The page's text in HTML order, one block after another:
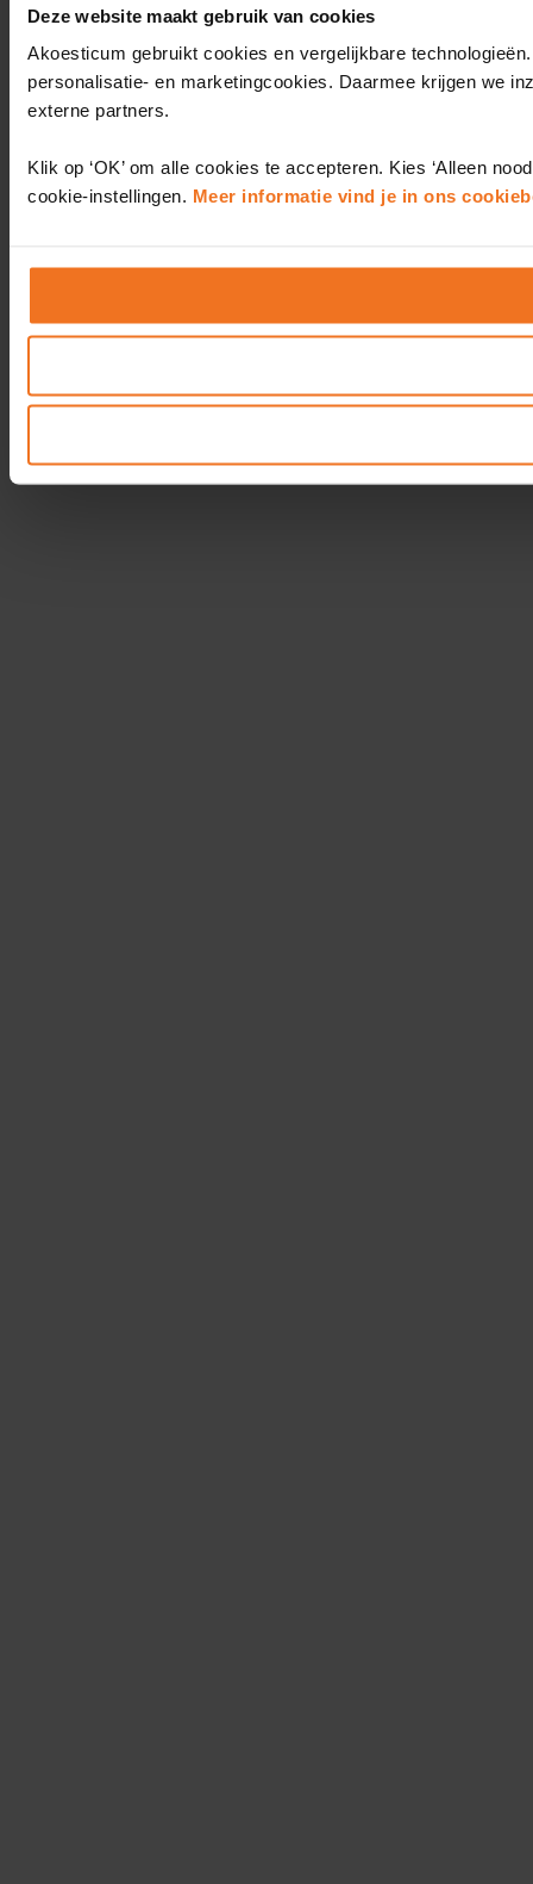
Deze website maakt gebruik van cookies
Akoesticum gebruikt cookies en vergelijkbare
personalisatie- en marketingcookies. Daarmee krijgen we
externe partners.
Klik op ‘OK’ om alle cookies te accepteren. Kies ‘Alleen
cookie-instellingen. Meer informatie vind je in ons